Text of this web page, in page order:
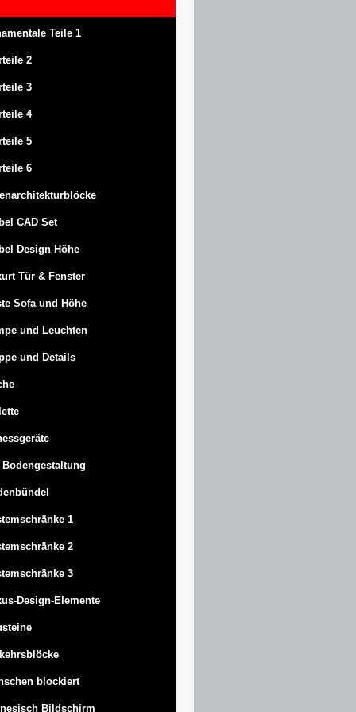
Teile 1
2
3
4
5
6
CAD Set
Design Höhe
Tür & Fenster
Sofa und Höhe
und Leuchten
und Details
Bodengestaltung
1
2
3
Design-Elemente
blockiert
Bildschirm